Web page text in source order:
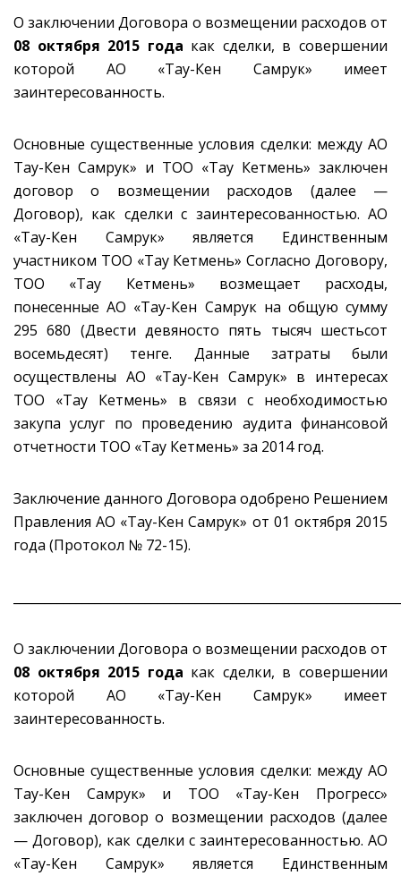
О заключении Договора о возмещении расходов от
08 октября 2015 года как сделки, в совершении
которой АО «Тау-Кен Самрук» имеет
заинтересованность.
Основные существенные условия сделки: между АО
Тау-Кен Самрук» и ТОО «Taу Кетмень» заключен
договор о возмещении расходов (далее —
Договор), как сделки с заинтересованностью. АО
«Тау-Кен Самрук» является Единственным
участником ТОО «Taу Кетмень» Согласно Договору,
ТОО «Taу Кетмень» возмещает расходы,
понесенные АО «Тау-Кен Самрук на общую сумму
295 680 (Двести девяносто пять тысяч шестьсот
восемьдесят) тенге. Данные затраты были
осуществлены АО «Тау-Кен Самрук» в интересах
ТОО «Taу Кетмень» в связи с необходимостью
закупа услуг по проведению аудита финансовой
отчетности ТОО «Taу Кетмень» за 2014 год.
Заключение данного Договора одобрено Решением
Правления АО «Тау-Кен Самрук» от 01 октября 2015
года (Протокол № 72-15).
О заключении Договора о возмещении расходов от
08 октября 2015 года как сделки, в совершении
которой АО «Тау-Кен Самрук» имеет
заинтересованность.
Основные существенные условия сделки: между АО
Тау-Кен Самрук» и ТОО «Тау-Кен Прогресс»
заключен договор о возмещении расходов (далее
— Договор), как сделки с заинтересованностью. АО
«Тау-Кен Самрук» является Единственным